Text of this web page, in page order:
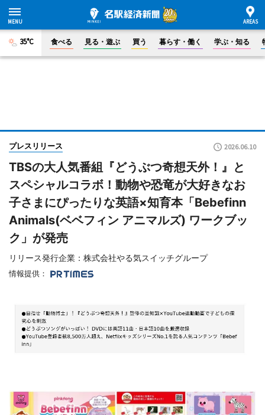
35°C 食べる 見る・遊ぶ 買う 暮らす・働く 学ぶ・知る
プレスリリース 2026.06.10
TBSの大人気番組『どうぶつ奇想天外！』と
スペシャルコラボ！動物や恐竜が大好きなお
子さまにぴったりな英語×知育本「Bebefinn
Animals(ベベフィン アニマルズ) ワークブッ
ク」が発売
リリース発行企業：株式会社やる気スイッチグループ
情報提供：